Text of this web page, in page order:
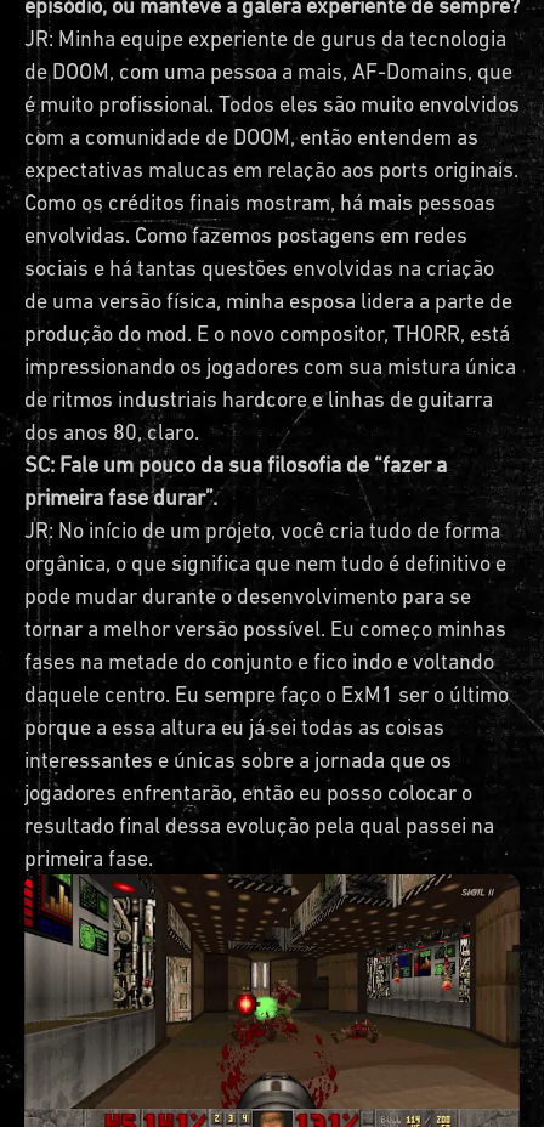
episódio, ou manteve a galera experiente de sempre?
JR: Minha equipe experiente de gurus da tecnologia
de DOOM, com uma pessoa a mais, AF-Domains, que
é muito profissional. Todos eles são muito envolvidos
com a comunidade de DOOM, então entendem as
expectativas malucas em relação aos ports originais.
Como os créditos finais mostram, há mais pessoas
envolvidas. Como fazemos postagens em redes
sociais e há tantas questões envolvidas na criação
de uma versão física, minha esposa lidera a parte de
produção do mod. E o novo compositor, THORR, está
impressionando os jogadores com sua mistura única
de ritmos industriais hardcore e linhas de guitarra
dos anos 80, claro.
SC: Fale um pouco da sua filosofia de “fazer a
primeira fase durar”.
JR: No início de um projeto, você cria tudo de forma
orgânica, o que significa que nem tudo é definitivo e
pode mudar durante o desenvolvimento para se
tornar a melhor versão possível. Eu começo minhas
fases na metade do conjunto e fico indo e voltando
daquele centro. Eu sempre faço o ExM1 ser o último
porque a essa altura eu já sei todas as coisas
interessantes e únicas sobre a jornada que os
jogadores enfrentarão, então eu posso colocar o
resultado final dessa evolução pela qual passei na
primeira fase.